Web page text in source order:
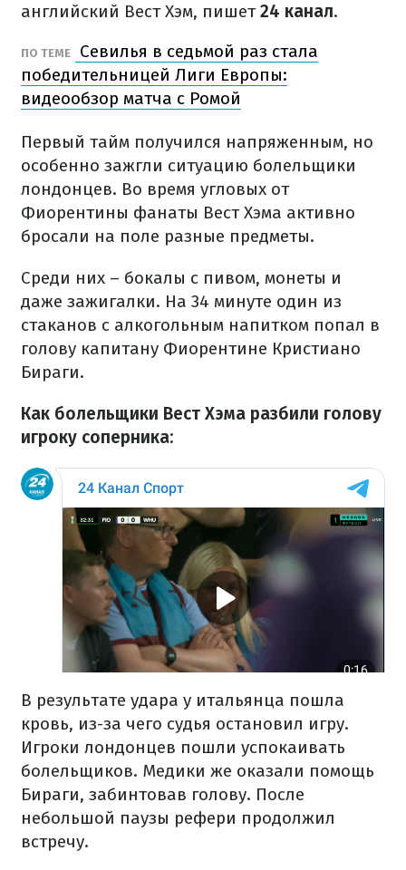
английский Вест Хэм, пишет24 канал.
ПО ТЕМЕ
Севилья в седьмой раз стала
победительницей Лиги Европы:
видеообзор матча с Ромой
Первый тайм получился напряженным, но
особенно зажгли ситуацию болельщики
лондонцев. Во время угловых от
Фиорентины фанаты Вест Хэма активно
бросали на поле разные предметы.
Среди них – бокалы с пивом, монеты и
даже зажигалки. На 34 минуте один из
стаканов с алкогольным напитком попал в
голову капитану Фиорентине Кристиано
Бираги.
Как болельщики Вест Хэма разбили голову
игроку соперника:
В результате удара у итальянца пошла
кровь, из-за чего судья остановил игру.
Игроки лондонцев пошли успокаивать
болельщиков. Медики же оказали помощь
Бираги, забинтовав голову. После
небольшой паузы рефери продолжил
встречу.